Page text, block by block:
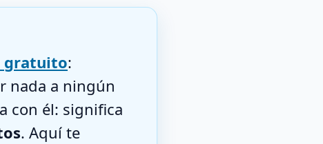
gratuito:
nada a ningún
con él: significa
. Aquí te